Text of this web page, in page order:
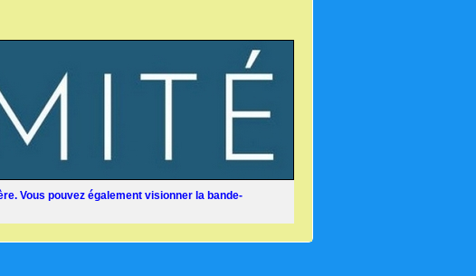
Vous pouvez également visionner la bande-